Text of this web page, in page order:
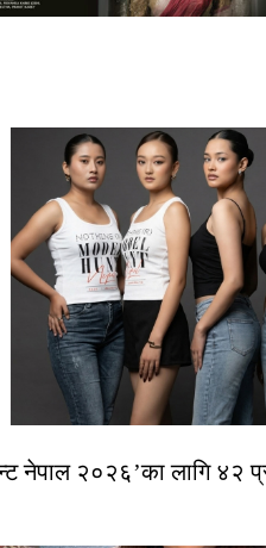
नेपाल २०२६’का लागि ४२